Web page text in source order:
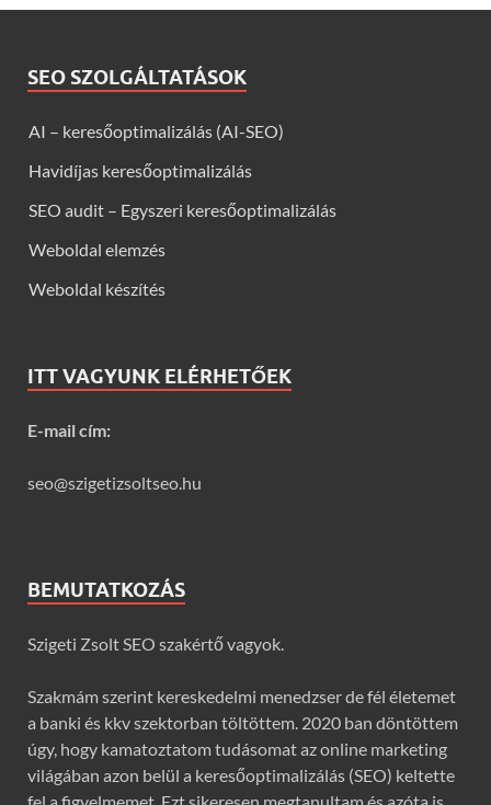
SEO SZOLGÁLTATÁSOK
AI – keresőoptimalizálás (AI-SEO)
Havidíjas keresőoptimalizálás
SEO audit – Egyszeri keresőoptimalizálás
Weboldal elemzés
Weboldal készítés
ITT VAGYUNK ELÉRHETŐEK
E-mail cím:
seo@szigetizsoltseo.hu
BEMUTATKOZÁS
Szigeti Zsolt SEO szakértő vagyok.
Szakmám szerint kereskedelmi menedzser de fél életemet
a banki és kkv szektorban töltöttem. 2020 ban döntöttem
úgy, hogy kamatoztatom tudásomat az online marketing
világában azon belül a keresőoptimalizálás (SEO) keltette